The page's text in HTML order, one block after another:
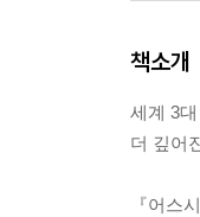
책소개
세계 3
더 깊어
『어스